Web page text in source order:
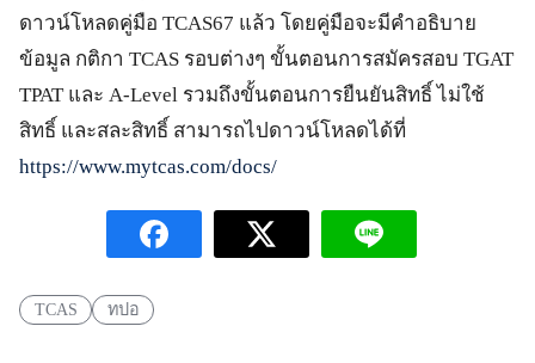
ดาวน์โหลดคู่มือ TCAS67 แล้ว โดยคู่มือจะมีคำอธิบาย
ข้อมูล กติกา TCAS รอบต่างๆ ขั้นตอนการสมัครสอบ TGAT
TPAT และ A-Level รวมถึงขั้นตอนการยืนยันสิทธิ์ ไม่ใช้
สิทธิ์ และสละสิทธิ์ สามารถไปดาวน์โหลดได้ที่
https://www.mytcas.com/docs/
TCAS ทปอ